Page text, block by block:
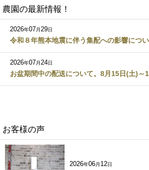
農園の最新情報！
2026年07月 29日
令和８年熊本地震に伴う集配への影響につ
2026年07月 24日
お盆期間中の配送について。8月15日(土)～
お客様の声
2026年06月 12日